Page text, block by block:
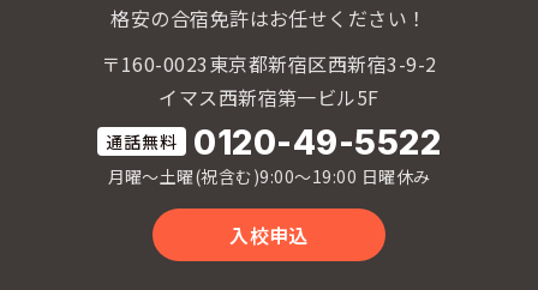
格安の合宿免許はお任せください！
〒160-0023東京都新宿区西新宿3-9-2
イマス西新宿第一ビル5F
0120-49-5522
月曜〜土曜(祝含む)9:00〜19:00 日曜休み
入校申込